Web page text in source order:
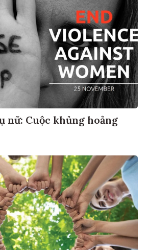
nữ: Cuộc khủng hoảng